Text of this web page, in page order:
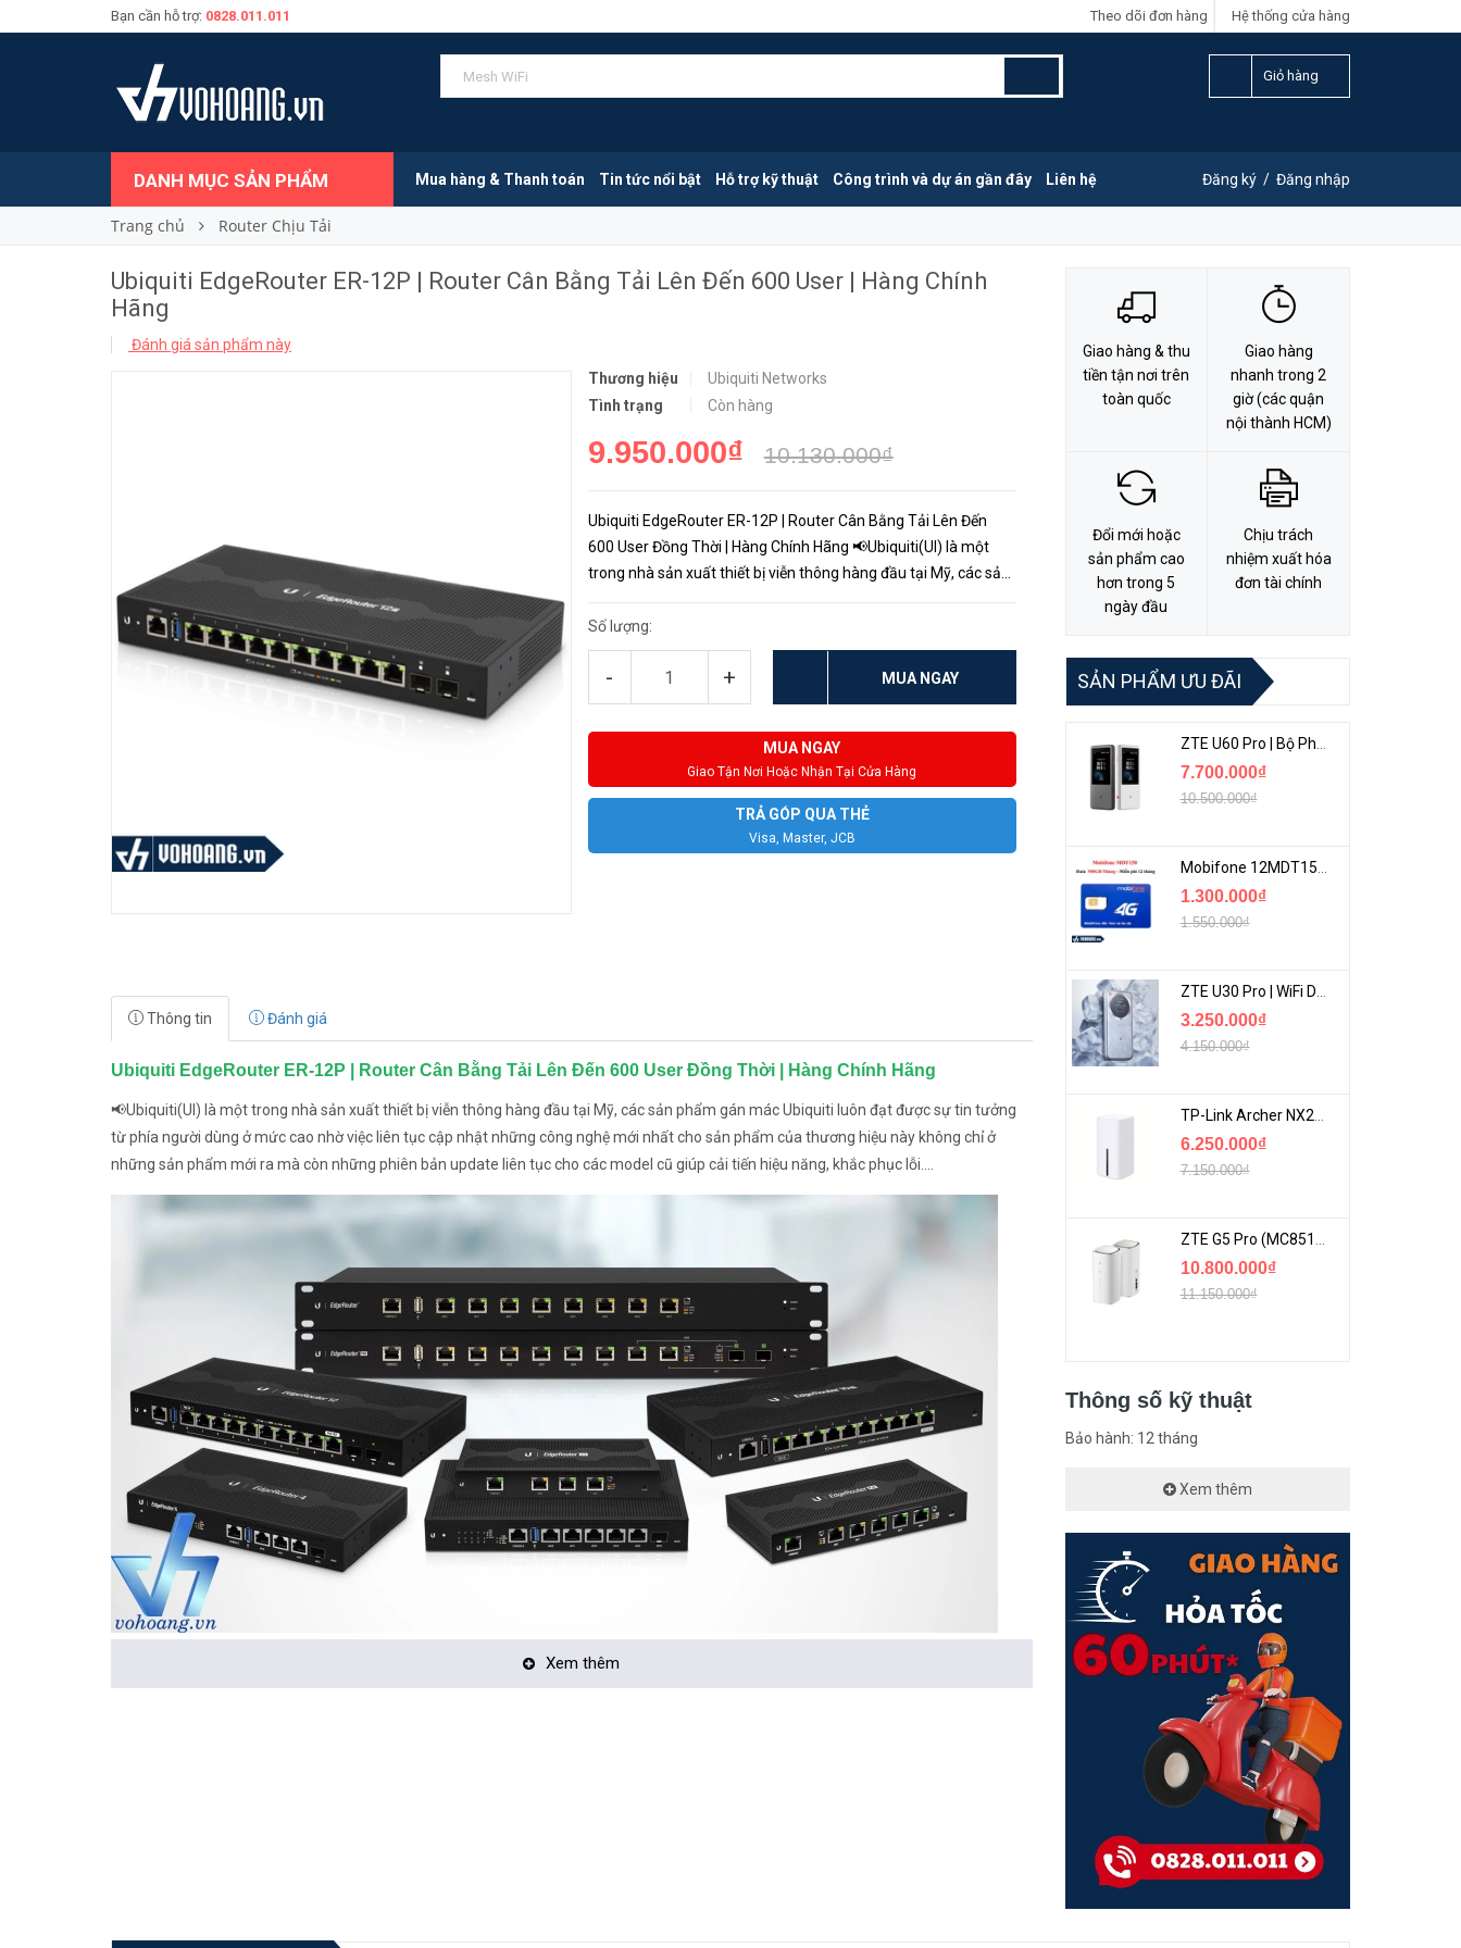
Bạn cần hỗ trợ: 0828.011.011 Hệ thống cửa hàng
Theo dõi đơn hàng
Giỏ hàng
DANH MỤC SẢN PHẨM Mua hàng & Thanh toán Tin tức nổi bật Hỗ trợ kỹ thuật Công trình và dự án gần đây Liên hệ Đăng ký / Đăng nhập
Trang chủ Router Chịu Tải
Ubiquiti EdgeRouter ER-12P | Router Cân Bằng Tải Lên Đến 600 User | Hàng Chính
Hãng
Đánh giá sản phẩm này
Thương hiệu
Ubiquiti Networks
Tình trạng
Còn hàng
9.950.000₫ 10.130.000₫
Ubiquiti EdgeRouter ER-12P | Router Cân Bằng Tải Lên Đến
600 User Đồng Thời | Hàng Chính Hãng 📢Ubiquiti(UI) là một
trong nhà sản xuất thiết bị viễn thông hàng đầu tại Mỹ, các sản
người dùng...
Số lượng:
- + MUA NGAY
MUA NGAY
Giao Tận Nơi Hoặc Nhận Tại Cửa Hàng
TRẢ GÓP QUA THẺ
Visa, Master, JCB
MUA NGAY LIÊN HỆ ĐẶT HÀNG
Thông tin Đánh giá
Ubiquiti EdgeRouter ER-12P | Router Cân Bằng Tải Lên Đến 600 User Đồng Thời | Hàng Chính Hãng
📢Ubiquiti(UI) là một trong nhà sản xuất thiết bị viễn thông hàng đầu tại Mỹ, các sản phẩm gán mác Ubiquiti luôn đạt được sự tin tưởng
từ phía người dùng ở mức cao nhờ việc liên tục cập nhật những công nghệ mới nhất cho sản phẩm của thương hiệu này không chỉ ở
những sản phẩm mới ra mà còn những phiên bản update liên tục cho các model cũ giúp cải tiến hiệu năng, khắc phục lỗi....
✨Một trong những dòng sản phẩm rất thành công từ thương hiệu Ubiquiti phải kể đến các dòng router cân bằng tải (Load-balancing):
EdgeRouter X (ER-X), EdgeRouter Lite, EdgeRouter 12P (ER-12P)...hoặc các sản phẩm AccessPoint chịu tải: AP AC Lite, AP AC LR (Long
Xem thêm
Giao hàng & thu
tiền tận nơi trên
toàn quốc
Giao hàng
nhanh trong 2
giờ (các quận
nội thành HCM)
Đổi mới hoặc
sản phẩm cao
hơn trong 5
ngày đầu
Chịu trách
nhiệm xuất hóa
đơn tài chính
SẢN PHẨM ƯU ĐÃI
ZTE U60 Pro | Bộ Phát 5G Cầm Tay Tích Hợp Công Nghệ WiFi 7, Pin 10000mAh
7.700.000₫
10.500.000₫
Mobifone 12MDT150 | Sim Chuyên 4G Mobifone Dung Lượng Cao 500GB/Tháng Gói 1 Năm
1.300.000₫
1.550.000₫
ZTE U30 Pro | WiFi Di Động 5G Tốc Độ Lên Đến 500Mbps, Màn Hình Cảm Ứng
3.250.000₫
4.150.000₫
TP-Link Archer NX200 | Bộ Phát WiFi Dùng Sim 5G Tốc Độ Cao Mới FullBox
6.250.000₫
7.150.000₫
ZTE G5 Pro (MC8512) | Router 5G WiFi7 Be7200 Hỗ Trợ Băng Tần 6Ghz Cực Mạnh
10.800.000₫
11.150.000₫
Thông số kỹ thuật
Bảo hành: 12 tháng
Xem thêm